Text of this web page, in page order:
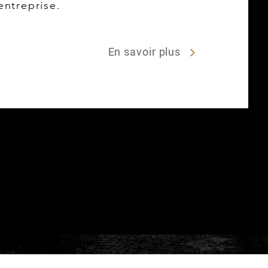
En savoir plus